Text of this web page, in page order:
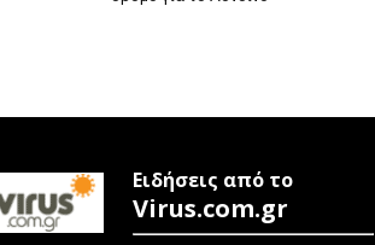
Ειδήσεις από το
Virus.com.gr